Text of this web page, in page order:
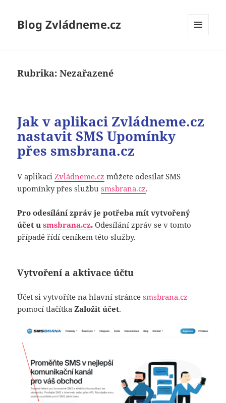
Blog Zvládneme.cz
Rubrika:Nezařazené
Jak v aplikaci Zvládneme.cz
nastavit SMS Upomínky
přes smsbrana.cz
V aplikaciZvládneme.cz můžete odesílat SMS
upomínky přes službusmsbrana.cz.
Pro odesílání zpráv je potřeba mít vytvořený
účet usmsbrana.cz. Odesílání zpráv se v tomto
případě řídí ceníkem této služby.
Vytvoření a aktivace účtu
Účet si vytvoříte na hlavní stráncesmsbrana.cz
pomocí tlačítkaZaložit účet.